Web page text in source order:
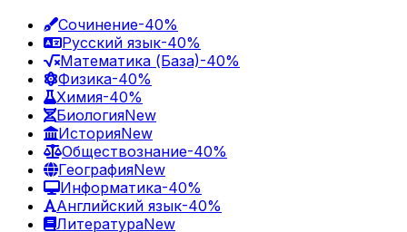
Сочинение-40%
Русский язык-40%
Математика (База)-40%
Физика-40%
Химия-40%
БиологияNew
ИсторияNew
Обществознание-40%
ГеографияNew
Информатика-40%
Английский язык-40%
ЛитератураNew